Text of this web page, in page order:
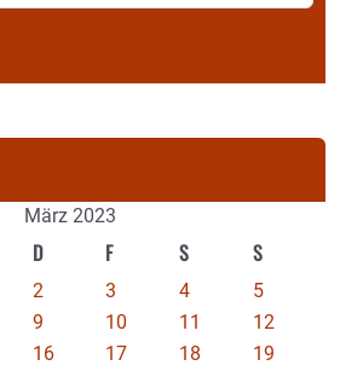
März 2023
D F S S
2 3 4
5
9 10 11
12
16 17 18
19